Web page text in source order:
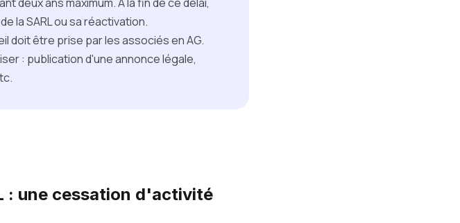
la SARL ou sa réactivation.
doit être prise par les associés en AG.
: publication d'une annonce légale,
: une cessation d'activité